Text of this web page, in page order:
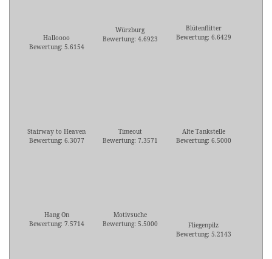
Halloooo
Bewertung: 5.6154
Würzburg
Bewertung: 4.6923
Blütenflitter
Bewertung: 6.6429
Stairway to Heaven
Bewertung: 6.3077
Timeout
Bewertung: 7.3571
Alte Tankstelle
Bewertung: 6.5000
Hang On
Bewertung: 7.5714
Motivsuche
Bewertung: 5.5000
Fliegenpilz
Bewertung: 5.2143